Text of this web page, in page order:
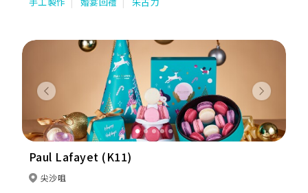
外，Surpriser亦為新人設計與眾不同的Candy Corner，讓賓客留
Previous Next
Paul Lafayet (K11)
尖沙咀